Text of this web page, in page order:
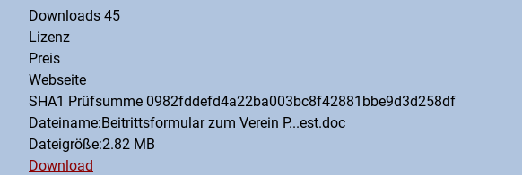
Downloads 45
Lizenz
Preis
Webseite
SHA1 Prüfsumme 0982fddefd4a22ba003bc8f42881bbe9d3d258df
Dateiname:Beitrittsformular zum Verein P...est.doc
Dateigröße:2.82 MB
Download